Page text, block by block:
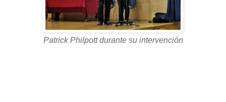
Patrick Philpott durante su intervención